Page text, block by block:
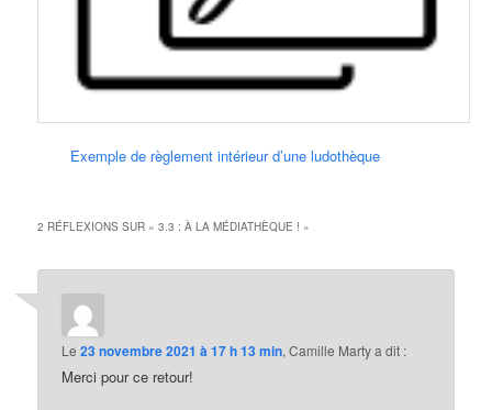
Exemple de règlement intérieur d’une ludothèque
2 RÉFLEXIONS SUR «3.3 : À LA MÉDIATHÈQUE ! »
Le23 novembre 2021 à 17 h 13 min,Camille Martya dit :
Merci pour ce retour!